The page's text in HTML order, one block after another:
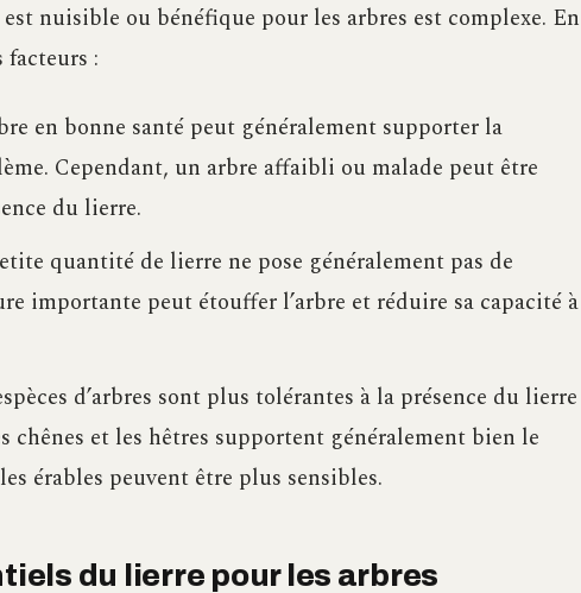
nuisible ou bénéfique pour les arbres est complexe. En
:
en bonne santé peut généralement supporter la
Cependant, un arbre affaibli ou malade peut être
du lierre.
quantité de lierre ne pose généralement pas de
importante peut étouffer l’arbre et réduire sa capacité à
d’arbres sont plus tolérantes à la présence du lierre
chênes et les hêtres supportent généralement bien le
érables peuvent être plus sensibles.
du lierre pour les arbres